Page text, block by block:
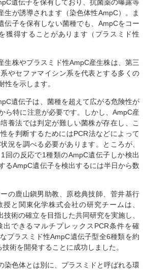
遺伝子を保有しており、抗菌薬の曝露等
生が誘導されます（染色体性AmpC）。ま
伝子を保有しない菌種でも、AmpCをコー
獲得することがあります（プラスミド性
生株やプラスミド性AmpC産生株は、第三
やセファマイシン系を代表とする多くの
性を示します。
遺伝子は、菌種を超えて広がる危険性が
ら特に注意が必要です。しかし、AmpC産
養法では判定が難しい菌株が存在し、こ
を判断するためにはPCR法などによって
況を調べる必要があります。ところが、
回の反応で1種類のAmpC遺伝子しか検出
るAmpC遺伝子を検出するには半日から数
の鹿山鎭男助教、原稔典技師、菅井基行
と関東化学株式会社の研究チームは、
術の確立を目指した共同研究を実施し、
できるマルチプレックスPCR条件を確
プラスミド性AmpC遺伝子型全6種類を約
術を開発することに成功しました。
色体とは別に、プラスミドと呼ばれる環